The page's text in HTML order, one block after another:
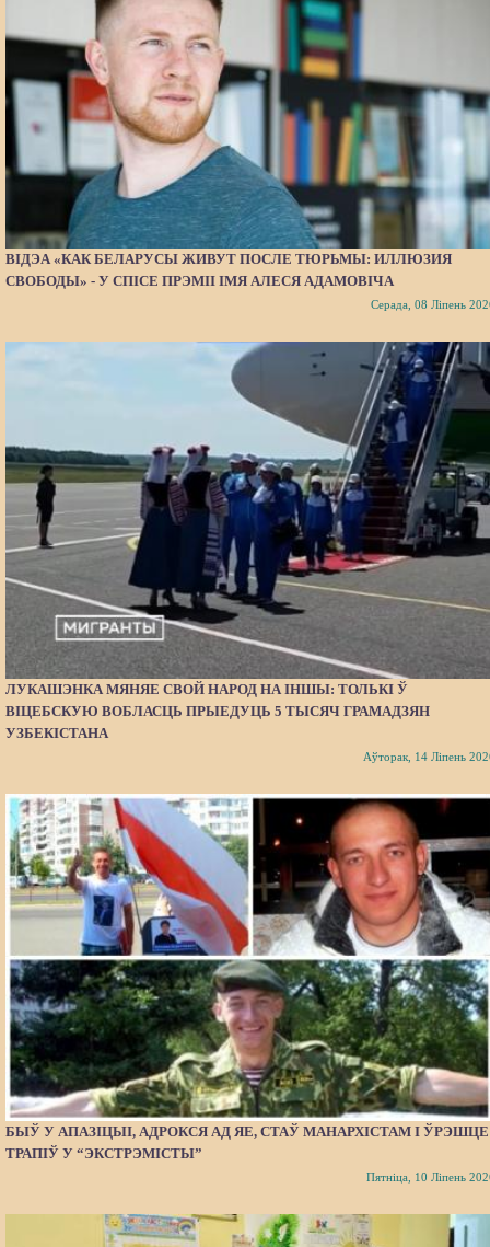
ВІДЭА «КАК БЕЛАРУСЫ ЖИВУТ ПОСЛЕ ТЮРЬМЫ: ИЛЛЮЗИЯ
СВОБОДЫ» - У СПІСЕ ПРЭМІІ ІМЯ АЛЕСЯ АДАМОВІЧА
Серада, 08 Ліпень
ЛУКАШЭНКА МЯНЯЕ СВОЙ НАРОД НА ІНШЫ: ТОЛЬКІ Ў
ВІЦЕБСКУЮ ВОБЛАСЦЬ ПРЫЕДУЦЬ 5 ТЫСЯЧ ГРАМАДЗЯН
УЗБЕКІСТАНА
Аўторак, 14 Ліпень
БЫЎ У АПАЗІЦЫІ, АДРОКСЯ АД ЯЕ, СТАЎ МАНАРХІСТАМ І ЎРЭШЦЕ
ТРАПІЎ У “ЭКСТРЭМІСТЫ”
Пятніца, 10 Ліпень